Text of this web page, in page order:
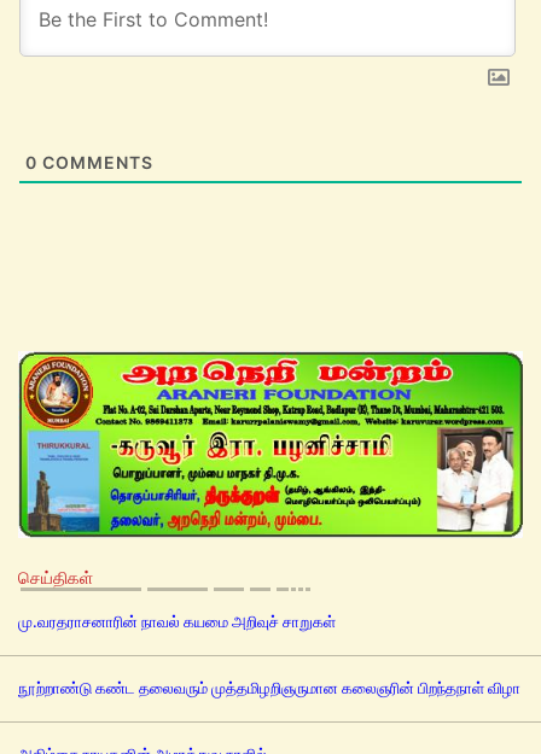
0 COMMENTS
செய்திகள்
மு.வரதராசனாரின் நாவல் கயமை அறிவுச் சாறுகள்
நூற்றாண்டு கண்ட தலைவரும் முத்தமிழறிஞருமான கலைஞரின் பிறந்தநாள் விழா